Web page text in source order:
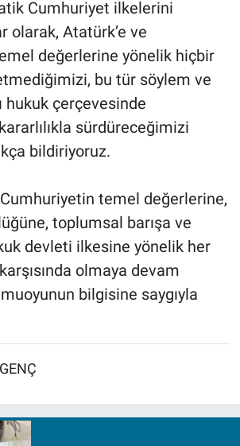
Cumhuriyet ilkelerini
olarak, Atatürk’e ve
değerlerine yönelik hiçbir
etmediğimizi, bu tür söylem ve
hukuk çerçevesinde
sürdüreceğimizi
bildiriyoruz.
temel değerlerine,
toplumsal barışa ve
devleti ilkesine yönelik her
olmaya devam
bilgisine saygıyla